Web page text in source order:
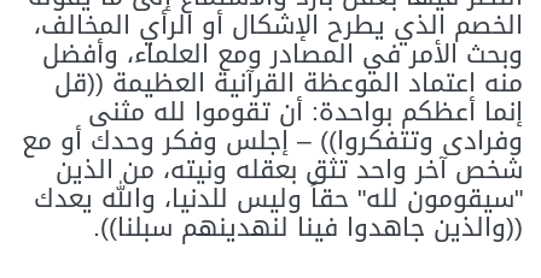
الخصم الذي يطرح الإشكال أو الرأي المخالف،
وبحث الأمر في المصادر ومع العلماء، وأفضل
منه اعتماد الموعظة القرآنية العظيمة ((قل
إنما أعظكم بواحدة: أن تقوموا لله مثنى
وفرادى وتتفكروا)) – إجلس وفكر وحدك أو مع
شخص آخر واحد تثق بعقله ونيته، من الذين
"سيقومون لله" حقاً وليس للدنيا، والله يعدك
((والذين جاهدوا فينا لنهدينهم سبلنا)).